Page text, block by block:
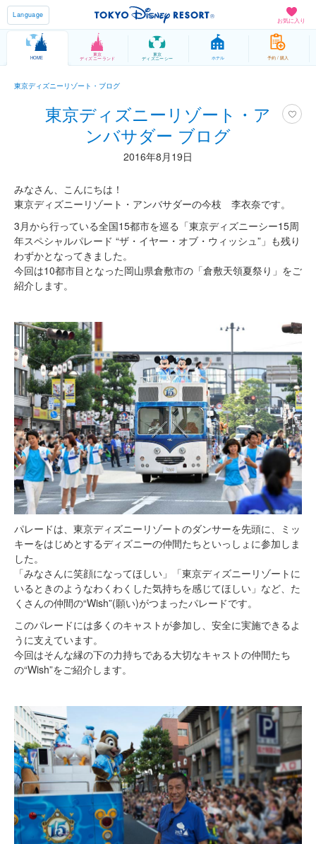
お気に入り
Language
HOME
東京
ディズニーランド
東京
ディズニーシー ホテル 予約 / 購入
東京ディズニーリゾート・ブログ
東京ディズニーリゾート・ア
ンバサダー ブログ
2016年8月19日
みなさん、こんにちは！
東京ディズニーリゾート・アンバサダーの今枝 李衣奈です。
3月から行っている全国15都市を巡る「東京ディズニーシー15周
年スペシャルパレード “ザ・イヤー・オブ・ウィッシュ”」も残り
わずかとなってきました。
今回は10都市目となった岡山県倉敷市の「倉敷天領夏祭り」をご
紹介します。
パレードは、東京ディズニーリゾートのダンサーを先頭に、ミッ
キーをはじめとするディズニーの仲間たちといっしょに参加しま
した。
「みなさんに笑顔になってほしい」「東京ディズニーリゾートに
いるときのようなわくわくした気持ちを感じてほしい」など、た
くさんの仲間の“Wish”(願い)がつまったパレードです。
このパレードには多くのキャストが参加し、安全に実施できるよ
うに支えています。
今回はそんな縁の下の力持ちである大切なキャストの仲間たち
の“Wish”をご紹介します。